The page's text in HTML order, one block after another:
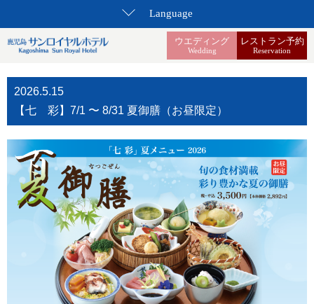
ウエディング
Wedding
レストラン予約
Reservation
Language
2026.5.15
【七 彩】7/1 〜 8/31 夏御膳（お昼限定）